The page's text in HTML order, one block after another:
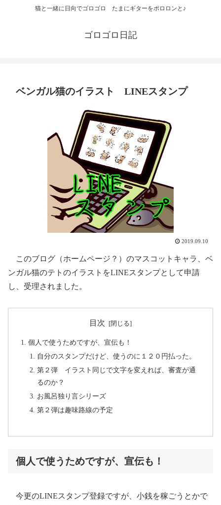
猫と一緒に日向でゴロゴロ たまにギターをポロロンと♪
ゴロゴロ日記
ベンガル猫のイラスト LINEスタンプ
2019.09.10
このブログ（ホームページ？）のマスコットキャラ、ベ
ンガル猫のテトのイラストをLINEスタンプとして申請
し、受理されました。
目次
個人で使うためですが、宣伝も！
自分のスタンプだけど、使うのに１２０円払った。
第２弾 イラスト同じで文字を変えれば、審査が通
るのか？
お風呂独り言シリーズ
第２弾は趣味路線の予定
個人で使うためですが、宣伝も！
今更のLINEスタンプ登録ですが、小銭を稼ごうとかで